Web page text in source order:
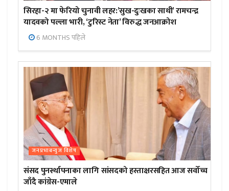
सिरहा-२ मा फेरियो चुनावी लहर:’सुख-दुःखका साथी’ रामचन्द्र
यादवको पल्ला भारी, ‘टुरिस्ट नेता’ विरुद्ध जनआक्रोश
6 MONTHS पहिले
जनप्रभाबन्युज विशेष
संसद पुनर्स्थापनाका लागि सांसदको हस्ताक्षरसहित आज सर्वोच्च
जाँदै कांग्रेस-एमाले